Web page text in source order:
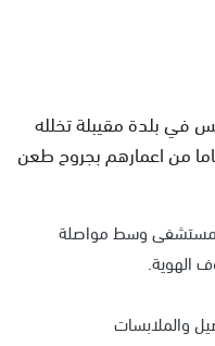
في بلدة مقيبلة تخلله
3 افراد في ال 30 و25 و66 عاما من اعمارهم بجروح طعن
وسط مواصلة
الهوية.
والملابسات